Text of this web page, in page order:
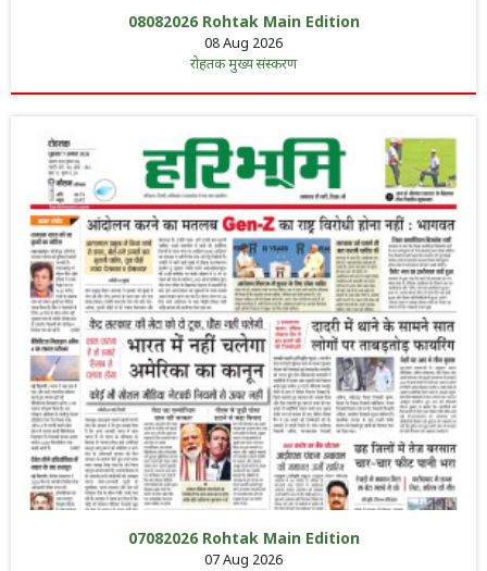
08082026 Rohtak Main Edition
08 Aug 2026
रोहतक मुख्य संस्करण
07082026 Rohtak Main Edition
07 Aug 2026